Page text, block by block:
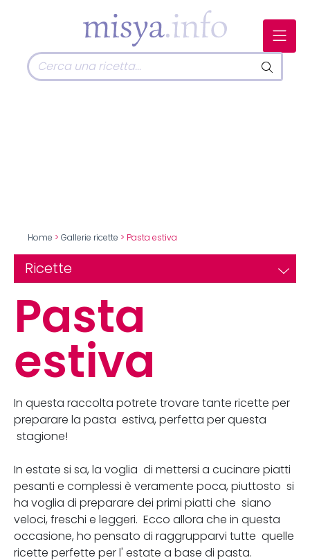
Home > Gallerie ricette > Pasta estiva
Ricette
Pasta
estiva
In questa raccolta potrete trovare tante ricette per
preparare la pasta estiva, perfetta per questa
stagione!
In estate si sa, la voglia di mettersi a cucinare piatti
pesanti e complessi è veramente poca, piuttosto si
ha voglia di preparare dei primi piatti che siano
veloci, freschi e leggeri. Ecco allora che in questa
occasione, ho pensato di raggrupparvi tutte quelle
ricette perfette per l' estate a base di pasta.